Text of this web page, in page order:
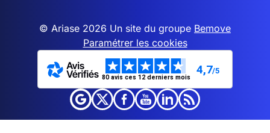
© Ariase 2026 Un site du groupe Bemove
Paramétrer les cookies
80 avis ces 12 derniers mois
4,7/5